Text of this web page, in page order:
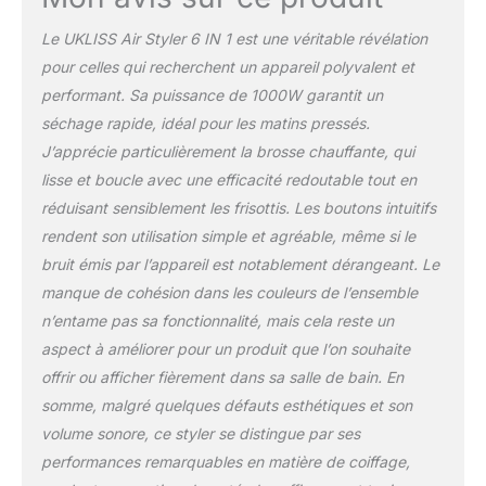
température, de faciliter
la bonne température
pour vos cheveux. Der
hairstyling geräte offre 6
kits de styling. Sèche-
cheveux + boucle à air!
sécher rapidement,
d'enrouler, de lisser et
d'augmenter le volume.
Soin des Ions Négatifs -
Iones sèche-cheveux
utilise une brosse à air
chaud à la technologie
des ions négatifs pour
contrer l'électricité
éclat supplémentaire lors
du séchage des
cheveux. La brosse à air
Le UKLISS Air Styler 6 IN 1 est une véritable révélation
pour celles qui recherchent un appareil polyvalent et
performant. Sa puissance de 1000W garantit un
séchage rapide, idéal pour les matins pressés.
J’apprécie particulièrement la brosse chauffante, qui
lisse et boucle avec une efficacité redoutable tout en
réduisant sensiblement les frisottis. Les boutons intuitifs
rendent son utilisation simple et agréable, même si le
bruit émis par l’appareil est notablement dérangeant. Le
manque de cohésion dans les couleurs de l’ensemble
n’entame pas sa fonctionnalité, mais cela reste un
aspect à améliorer pour un produit que l’on souhaite
offrir ou afficher fièrement dans sa salle de bain. En
somme, malgré quelques défauts esthétiques et son
volume sonore, ce styler se distingue par ses
performances remarquables en matière de coiffage,